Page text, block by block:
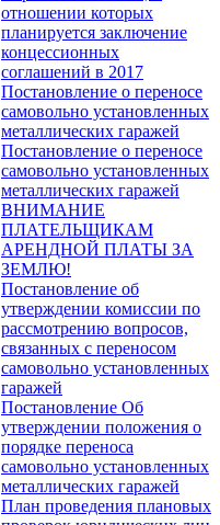
отношении которых
планируется заключение
концессионных
соглашений в 2017
Постановление о переносе
самовольно установленных
металлических гаражей
Постановление о переносе
самовольно установленных
металлических гаражей
ВНИМАНИЕ
ПЛАТЕЛЬЩИКАМ
АРЕНДНОЙ ПЛАТЫ ЗА
ЗЕМЛЮ!
Постановление об
утверждении комиссии по
рассмотрению вопросов,
связанных с переносом
самовольно установленных
гаражей
Постановление Об
утверждении положения о
порядке переноса
самовольно установленных
металлических гаражей
План проведения плановых